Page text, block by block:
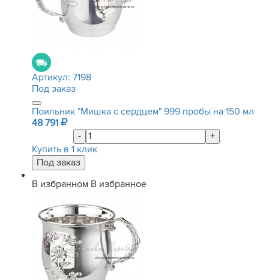
Артикул: 7198
Под заказ
Поильник "Мишка с сердцем" 999 пробы на 150 мл
48 791
-
+
Купить в 1 клик
В избранном В избранное